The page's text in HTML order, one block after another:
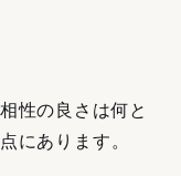
性の良さは何と
にあります。